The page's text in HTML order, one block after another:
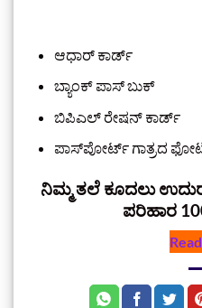
ಆಧಾರ್ ಕಾರ್ಡ್
ಬ್ಯಾಂಕ್ ಪಾಸ್ ಬುಕ್
ಬಿಪಿಎಲ್ ರೇಷನ್ ಕಾರ್ಡ್
ಪಾಸ್‌ಪೋರ್ಟ್ ಗಾತ್ರದ
ನಿಮ್ಮ ತಲೆ ಕೂದಲು
ಪರಿಹಾರ